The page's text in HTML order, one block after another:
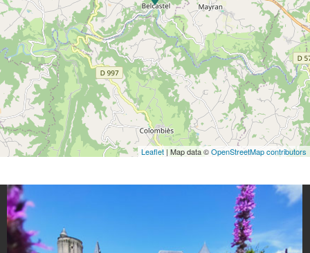
Leaflet | Map data ©OpenStreetMap contributors